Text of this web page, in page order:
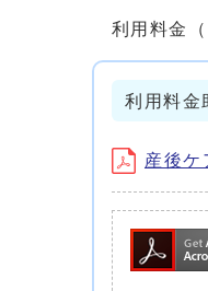
利用料金（
利用料金
産後